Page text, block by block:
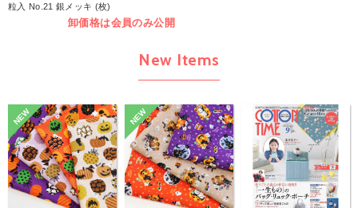
粒入 No.21 銀メッキ (枚)
卸価格は会員のみ公開
New Items
NEW NEW